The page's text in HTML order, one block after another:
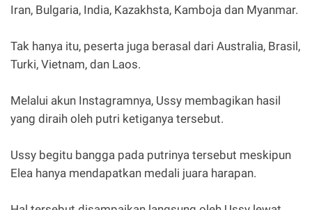
Iran, Bulgaria, India, Kazakhsta, Kamboja dan Myanmar.
Tak hanya itu, peserta juga berasal dari Australia, Brasil,
Turki, Vietnam, dan Laos.
Melalui akun Instagramnya, Ussy membagikan hasil
yang diraih oleh putri ketiganya tersebut.
Ussy begitu bangga pada putrinya tersebut meskipun
Elea hanya mendapatkan medali juara harapan.